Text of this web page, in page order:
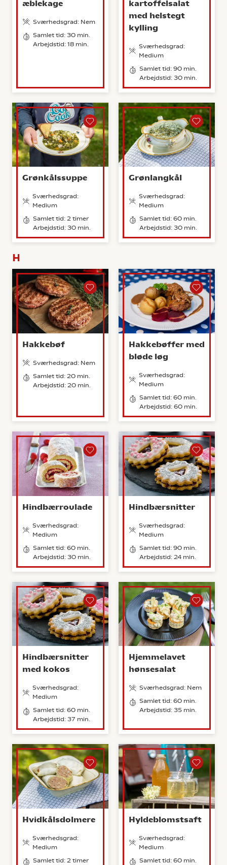
æblekage
Sværhedsgrad: Nem
Samlet tid: 30 min.
Arbejdstid: 18 min.
kartoffelsalat
med helstegt
kylling
Sværhedsgrad:
Medium
Samlet tid: 90 min.
Arbejdstid: 30 min.
Grønkålssuppe
Sværhedsgrad:
Medium
Samlet tid: 2 timer
Arbejdstid: 30 min.
Grønlangkål
Sværhedsgrad:
Medium
Samlet tid: 60 min.
Arbejdstid: 30 min.
H
Hakkebøf
Sværhedsgrad: Nem
Samlet tid: 20 min.
Arbejdstid: 20 min.
Hakkebøffer med
bløde løg
Sværhedsgrad:
Medium
Samlet tid: 60 min.
Arbejdstid: 60 min.
Hindbærroulade
Sværhedsgrad:
Medium
Samlet tid: 60 min.
Arbejdstid: 30 min.
Hindbærsnitter
Sværhedsgrad:
Medium
Samlet tid: 90 min.
Arbejdstid: 24 min.
Hindbærsnitter
med kokos
Sværhedsgrad:
Medium
Samlet tid: 60 min.
Arbejdstid: 37 min.
Hjemmelavet
hønsesalat
Sværhedsgrad: Nem
Samlet tid: 60 min.
Arbejdstid: 35 min.
Hvidkålsdolmere
Sværhedsgrad:
Medium
Samlet tid: 2 timer
Hyldeblomstsaft
Sværhedsgrad:
Medium
Samlet tid: 60 min.